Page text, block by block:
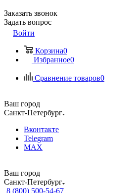
Заказать звонок
Задать вопрос
Войти
Корзина0
Избранное0
Сравнение товаров0
Ваш город
Санкт-Петербург
Вконтакте
Telegram
MAX
Ваш город
Санкт-Петербург
8 (800) 500-54-67